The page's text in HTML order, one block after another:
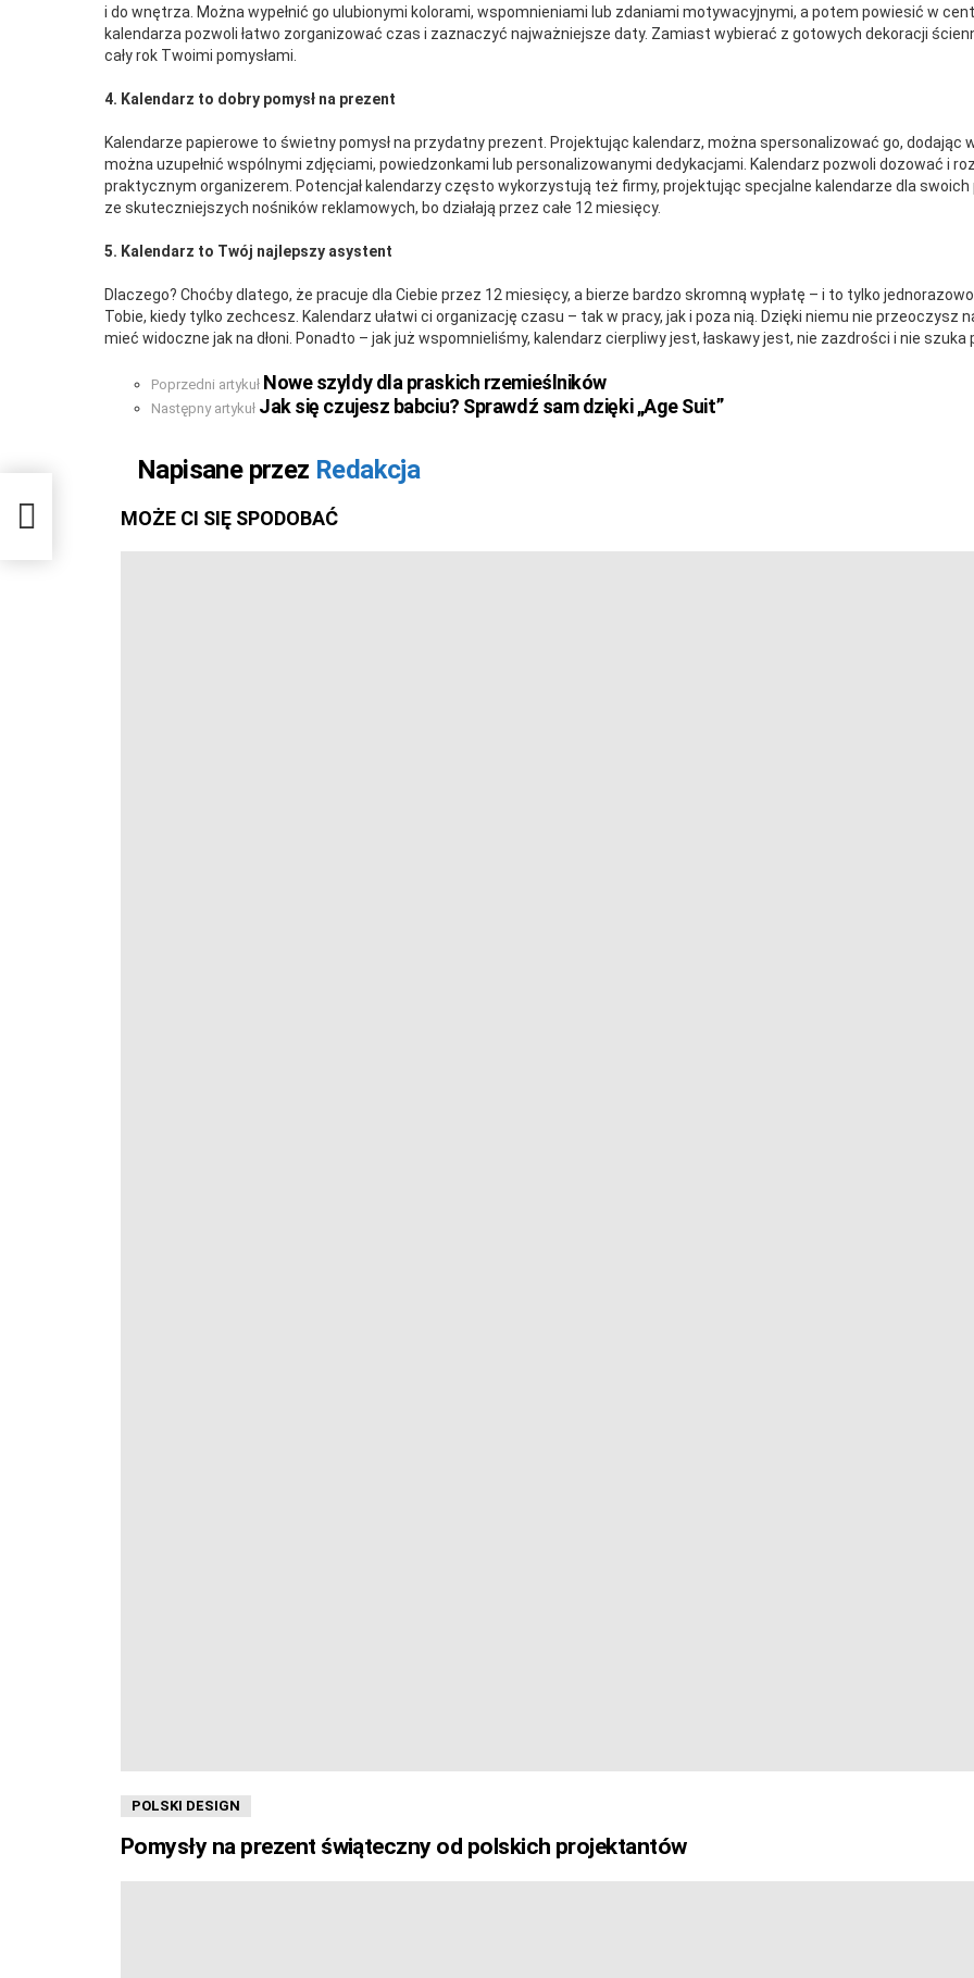
i do wnętrza. Można wypełnić go ulubionymi kolorami, wspomnieniami lub zdaniami motywacyjnymi, a potem powiesić w
kalendarza pozwoli łatwo zorganizować czas i zaznaczyć najważniejsze daty. Zamiast wybierać z gotowych dekoracji
cały rok Twoimi pomysłami.
4. Kalendarz to dobry pomysł na prezent
Kalendarze papierowe to świetny pomysł na przydatny prezent. Projektując kalendarz, można spersonalizować go, dodając
można uzupełnić wspólnymi zdjęciami, powiedzonkami lub personalizowanymi dedykacjami. Kalendarz pozwoli dozować i
praktycznym organizerem. Potencjał kalendarzy często wykorzystują też firmy, projektując specjalne kalendarze dla
ze skuteczniejszych nośników reklamowych, bo działają przez całe 12 miesięcy.
5. Kalendarz to Twój najlepszy asystent
Dlaczego? Choćby dlatego, że pracuje dla Ciebie przez 12 miesięcy, a bierze bardzo skromną wypłatę – i to tylko
Tobie, kiedy tylko zechcesz. Kalendarz ułatwi ci organizację czasu – tak w pracy, jak i poza nią. Dzięki niemu nie przeoczysz
mieć widoczne jak na dłoni. Ponadto – jak już wspomnieliśmy, kalendarz cierpliwy jest, łaskawy jest, nie zazdrości i nie szuka
Zobacz
więcej
Poprzedni artykuł Nowe szyldy dla praskich rzemieślników
Następny artykuł Jak się czujesz babciu? Sprawdź sam dzięki „Age Suit”
Napisane przez Redakcja
MOŻE CI SIĘ SPODOBAĆ
POLSKI DESIGN
Pomysły na prezent świąteczny od polskich projektantów